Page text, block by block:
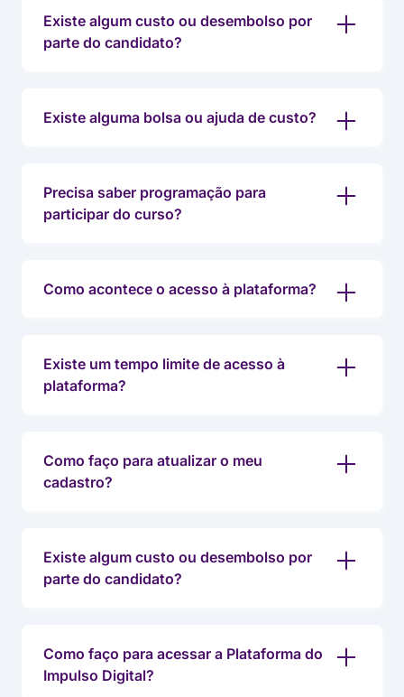
Existe algum custo ou desembolso por
parte do candidato?
Existe alguma bolsa ou ajuda de custo?
Precisa saber programação para
participar do curso?
Como acontece o acesso à plataforma?
Existe um tempo limite de acesso à
plataforma?
Como faço para atualizar o meu
cadastro?
Existe algum custo ou desembolso por
parte do candidato?
Como faço para acessar a Plataforma do
Impulso Digital?